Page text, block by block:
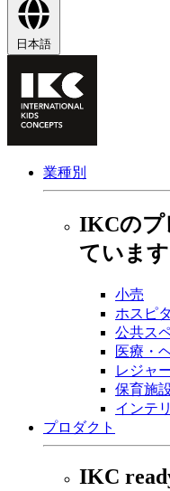
日本語
業種別
IKCのプ
ています
小売
ホスピ
公共ス
医療・
レジャ
保育施
インテ
プロダクト
IKC